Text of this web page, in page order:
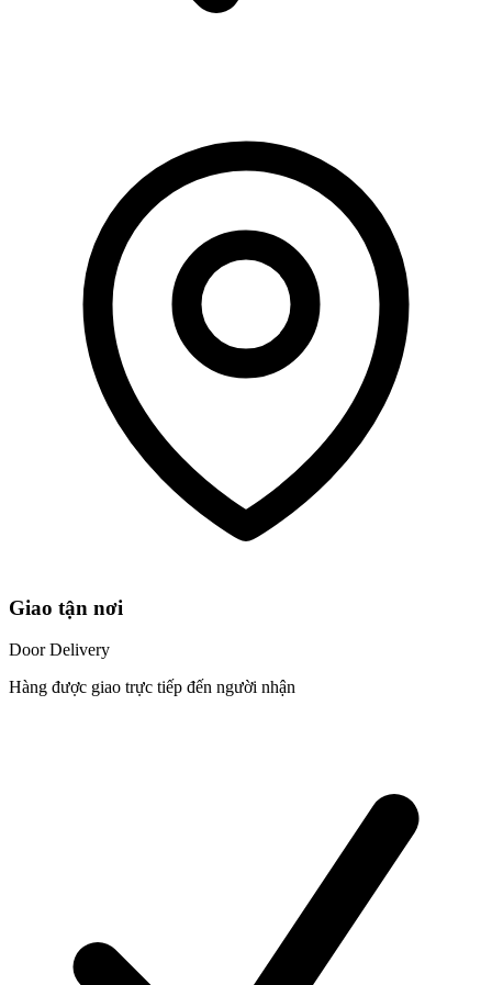
Giao tận nơi
Door Delivery
Hàng được giao trực tiếp đến người nhận